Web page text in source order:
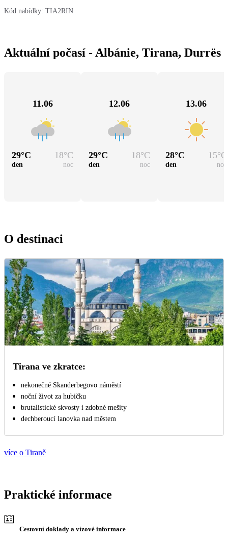
Kód nabídky: TIA2RIN
Aktuální počasí - Albánie, Tirana, Durrës
11.06
29°C 18°C
den noc
12.06
29°C 18°C
den noc
13.06
28°C 15°C
den noc
O destinaci
Tirana ve zkratce:
nekonečné Skanderbegovo náměstí
noční život za hubičku
brutalistické skvosty i zdobné mešity
dechberoucí lanovka nad městem
více o Tiraně
Praktické informace
Cestovní doklady a vízové informace